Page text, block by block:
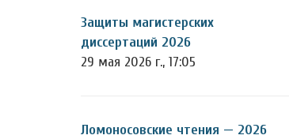
Защиты магистерских
диссертаций 2026
29 мая 2026 г., 17:05
Ломоносовские чтения — 2026